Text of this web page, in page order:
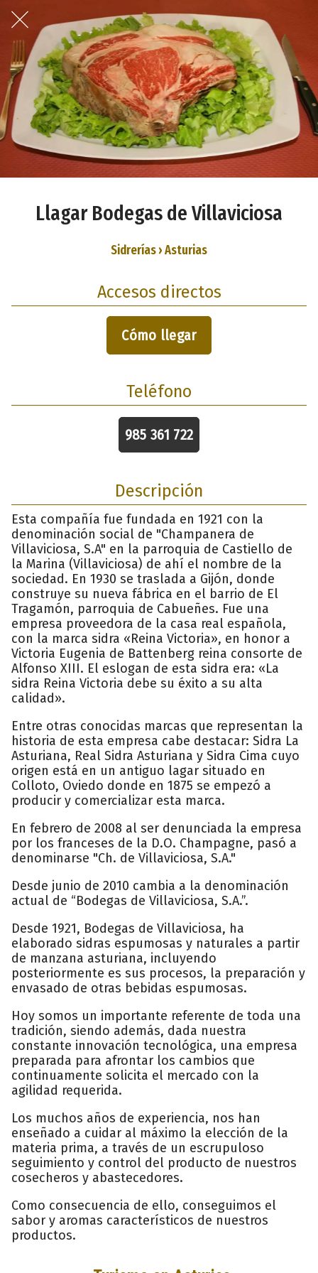
Llagar Bodegas de Villaviciosa
Sidrerías › Asturias
Accesos directos
Cómo llegar
Teléfono
985 361 722
Descripción
Esta compañía fue fundada en 1921 con la
denominación social de "Champanera de
Villaviciosa, S.A" en la parroquia de Castiello de
la Marina (Villaviciosa) de ahí el nombre de la
sociedad. En 1930 se traslada a Gijón, donde
construye su nueva fábrica en el barrio de El
Tragamón, parroquia de Cabueñes. Fue una
empresa proveedora de la casa real española,
con la marca sidra «Reina Victoria», en honor a
Victoria Eugenia de Battenberg reina consorte de
Alfonso XIII. El eslogan de esta sidra era: «La
sidra Reina Victoria debe su éxito a su alta
calidad».
Entre otras conocidas marcas que representan la
historia de esta empresa cabe destacar: Sidra La
Asturiana, Real Sidra Asturiana y Sidra Cima cuyo
origen está en un antiguo lagar situado en
Colloto, Oviedo donde en 1875 se empezó a
producir y comercializar esta marca.
En febrero de 2008 al ser denunciada la empresa
por los franceses de la D.O. Champagne, pasó a
denominarse "Ch. de Villaviciosa, S.A."
Desde junio de 2010 cambia a la denominación
actual de “Bodegas de Villaviciosa, S.A.”.
Desde 1921, Bodegas de Villaviciosa, ha
elaborado sidras espumosas y naturales a partir
de manzana asturiana, incluyendo
posteriormente es sus procesos, la preparación y
envasado de otras bebidas espumosas.
Hoy somos un importante referente de toda una
tradición, siendo además, dada nuestra
constante innovación tecnológica, una empresa
preparada para afrontar los cambios que
continuamente solicita el mercado con la
agilidad requerida.
Los muchos años de experiencia, nos han
enseñado a cuidar al máximo la elección de la
materia prima, a través de un escrupuloso
seguimiento y control del producto de nuestros
cosecheros y abastecedores.
Como consecuencia de ello, conseguimos el
sabor y aromas característicos de nuestros
productos.